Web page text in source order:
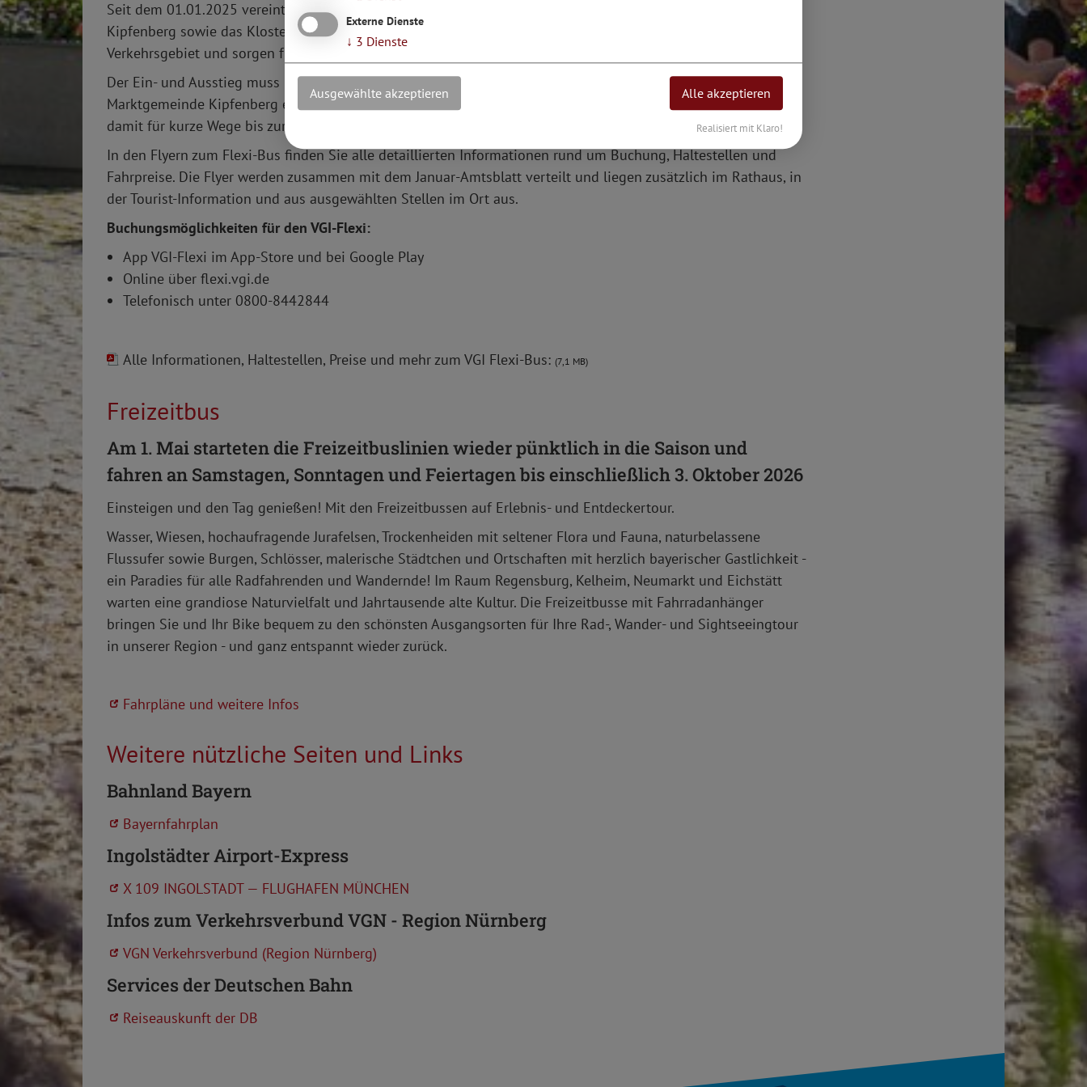
Seit dem 01.01.2025 vereint der VGI-Flexi die Gebiete der Gemeinden Beilngries, Denkendorf, Kinding und
Kipfenberg sowie das Kloster Plankstetten. Rund 170 Haltepunkte verteilen sich über das gesamte
Verkehrsgebiet und sorgen für kurze Wege bis zur nächsten Haltestelle.
Der Ein- und Ausstieg muss immer an einer im Fahrplan ausgewiesenen VGI-Flexi-Haltestelle erfolgen. In der
Marktgemeinde Kipfenberg erschließen künftig knapp 60 Flexi-Haltepunkte das Gemeindegebiet und sorgen
damit für kurze Wege bis zur nächsten Haltestelle.
In den Flyern zum Flexi-Bus finden Sie alle detaillierten Informationen rund um Buchung, Haltestellen und
Fahrpreise. Die Flyer werden zusammen mit dem Januar-Amtsblatt verteilt und liegen zusätzlich im Rathaus, in
der Tourist-Information und aus ausgewählten Stellen im Ort aus.
Buchungsmöglichkeiten für den VGI-Flexi:
App VGI-Flexi im App-Store und bei Google Play
Online über flexi.vgi.de
Telefonisch unter 0800-8442844
Alle Informationen, Haltestellen, Preise und mehr zum VGI Flexi-Bus: (7,1 MB)
Freizeitbus
Am 1. Mai starteten die Freizeitbuslinien wieder pünktlich in die Saison und
fahren an Samstagen, Sonntagen und Feiertagen bis einschließlich 3. Oktober 2026
Einsteigen und den Tag genießen! Mit den Freizeitbussen auf Erlebnis- und Entdeckertour.
Wasser, Wiesen, hochaufragende Jurafelsen, Trockenheiden mit seltener Flora und Fauna, naturbelassene
Flussufer sowie Burgen, Schlösser, malerische Städtchen und Ortschaften mit herzlich bayerischer Gastlichkeit -
ein Paradies für alle Radfahrenden und Wandernde! Im Raum Regensburg, Kelheim, Neumarkt und Eichstätt
warten eine grandiose Naturvielfalt und Jahrtausende alte Kultur. Die Freizeitbusse mit Fahrradanhänger
bringen Sie und Ihr Bike bequem zu den schönsten Ausgangsorten für Ihre Rad-, Wander- und Sightseeingtour
in unserer Region - und ganz entspannt wieder zurück.
Fahrpläne und weitere Infos
Weitere nützliche Seiten und Links
Bahnland Bayern
Bayernfahrplan
Ingolstädter Airport-Express
X 109 INGOLSTADT — FLUGHAFEN MÜNCHEN
Infos zum Verkehrsverbund VGN - Region Nürnberg
VGN Verkehrsverbund (Region Nürnberg)
Services der Deutschen Bahn
Reiseauskunft der DB
Externe Dienste
↓ 3 Dienste
Ausgewählte akzeptieren Alle akzeptieren
Realisiert mit Klaro!